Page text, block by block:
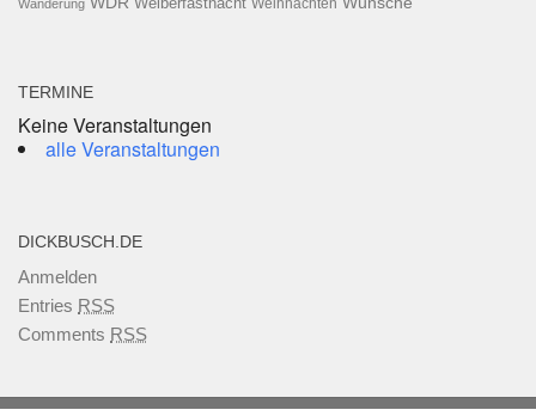
Wanderung Weihnachten
TERMINE
Keine Veranstaltungen
alle Veranstaltungen
DICKBUSCH.DE
Anmelden
Entries RSS
Comments RSS